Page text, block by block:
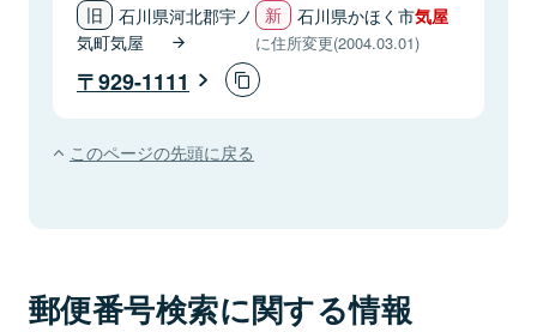
石川県河北郡宇ノ
気町気屋
石川県かほく市気屋
に住所変更(2004.03.01)
929-1111
このページの先頭に戻る
郵便番号検索に関する情報